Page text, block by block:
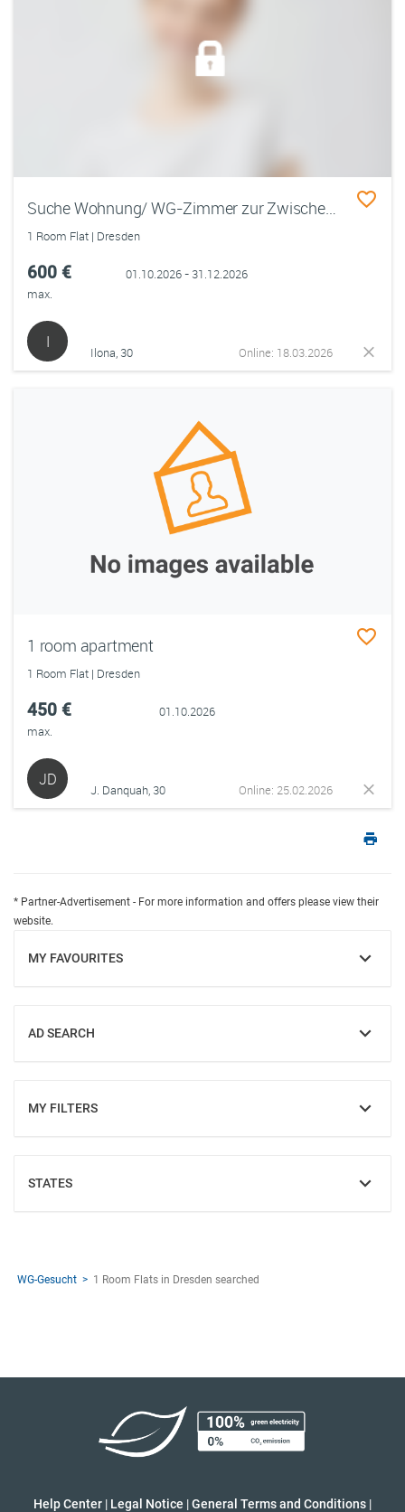
Suche Wohnung/ WG-Zimmer zur Zwischenmiete von Oktober bis Dezember in DD
1 Room Flat | Dresden
600 €
max.
01.10.2026 - 31.12.2026
I
Ilona, 30 Online: 18.03.2026
1 room apartment
1 Room Flat | Dresden
450 €
max.
01.10.2026
JD
J. Danquah, 30 Online: 25.02.2026
* Partner-Advertisement - For more information and offers please view their
website.
MY FAVOURITES
SHOW
AD SEARCH
SHOW
MY FILTERS
SHOW
STATES
SHOW
WG-Gesucht 1 Room Flats in Dresden searched
Help Center | Legal Notice |General Terms and Conditions |